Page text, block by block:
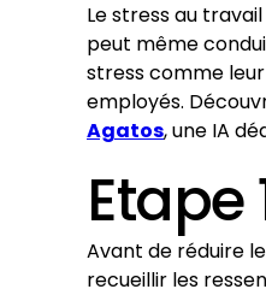
Le stress au
peut même
stress comme
employés.
Agatos, une IA
Etape
Avant de réduire
recueillir les